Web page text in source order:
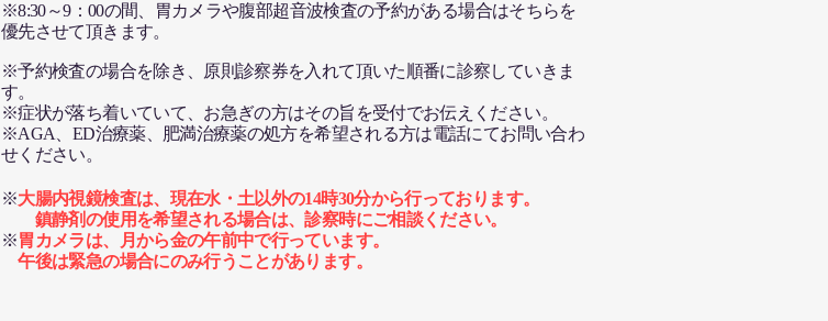
※8:30～9：00の間、胃カメラや腹部超音波検査の予約がある場合はそちらを
優先させて頂きます。
※予約検査の場合を除き、原則診察券を入れて頂いた順番に診察していきま
す。
​※症状が落ち着いていて、お急ぎの方はその旨を受付でお伝えください。
​※AGA、ED治療薬、肥満治療薬の処方を希望される方は電話にてお問い合わ
せください。
※大腸内視鏡検査は、現在水・土以外の14時30分から行っております。
​ 鎮静剤の使用を希望される場合は、診察時にご相談ください。
※胃カメラは、月から金の午前中で行っています。
​ 午後は緊急の場合にのみ行うことがあります。